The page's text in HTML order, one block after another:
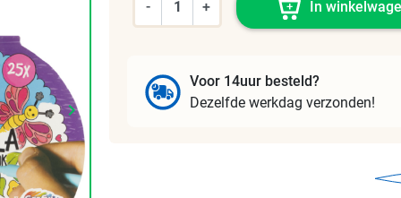
Volgende
keyboard_arrow_right
- + In
Voor 14uur besteld?
Dezelfde werkdag verzonden!